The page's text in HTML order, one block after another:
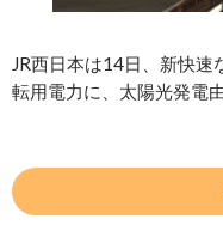
JR西日本は14日、新快
転用電力に、太陽光発電